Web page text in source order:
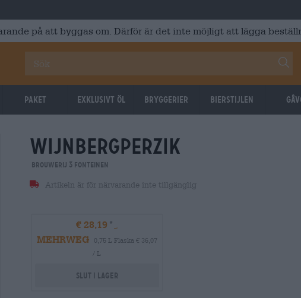
på att byggas om. Därför är det inte möjligt att lägga
Paket Exklusivt Öl Bryggerier Bierstijlen
wijnbergperzik
Brouwerij 3 Fonteinen
Artikeln är för närvarande inte tillgänglig
€ 28,19
MEHRWEG
0,75 L Flaska € 36,07
/ L
Slut i lager